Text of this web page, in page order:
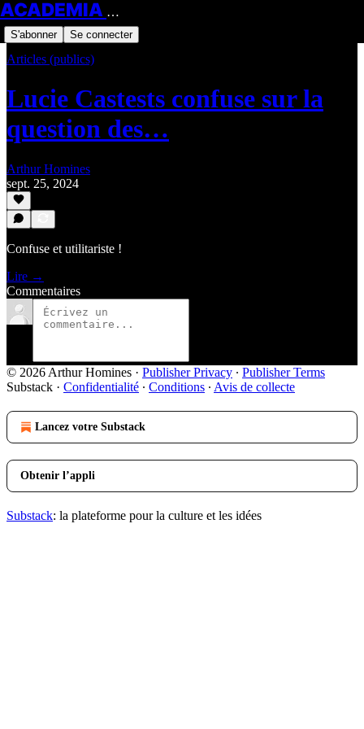
ACADEMIA HOMINES
S'abonner Se connecter
Articles (publics)
Lucie Castests confuse sur la
question des…
Arthur Homines
sept. 25, 2024
Confuse et utilitariste !
Lire →
Commentaires
© 2026 Arthur Homines · Publisher Privacy ∙ Publisher Terms
Substack · Confidentialité ∙ Conditions ∙ Avis de collecte
Lancez votre Substack
Obtenir l’appli
Substack: la plateforme pour la culture et les idées